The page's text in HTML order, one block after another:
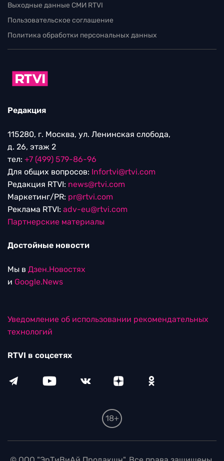
Выходные данные СМИ RTVI
Пользовательское соглашение
Политика обработки персональных данных
Редакция
115280, г. Москва, ул. Ленинская слобода,
д. 26, этаж 2
тел: +7 (499) 579-86-96
Для общих вопросов: Infortvi@rtvi.com
Редакция RTVI: news@rtvi.com
Маркетинг/PR: pr@rtvi.com
Реклама RTVI: adv-eu@rtvi.com
Партнерские материалы
Достойные новости
Мы в Дзен.Новостях
и Google.News
Уведомление об использовании рекомендательных
технологий
RTVI в соцсетях
18+